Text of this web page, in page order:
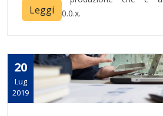
Domino,.10.0.x.
Leggi
20
Lug
2019